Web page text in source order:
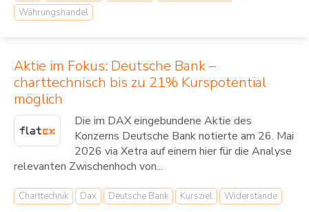
Währungshandel
Aktie im Fokus: Deutsche Bank –
charttechnisch bis zu 21% Kurspotential
möglich
Die im DAX eingebundene Aktie des
Konzerns Deutsche Bank notierte am 26. Mai
2026 via Xetra auf einem hier für die Analyse
relevanten Zwischenhoch von...
Charttechnik Dax Deutsche Bank Kursziel Widerstände